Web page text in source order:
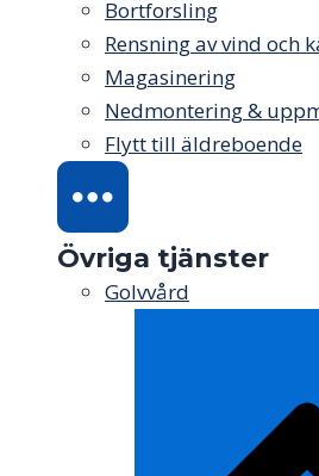
Bortforsling
Rensning av vind och
Magasinering
Nedmontering &
Flytt till äldreboende
Övriga tjänster
Golvvård